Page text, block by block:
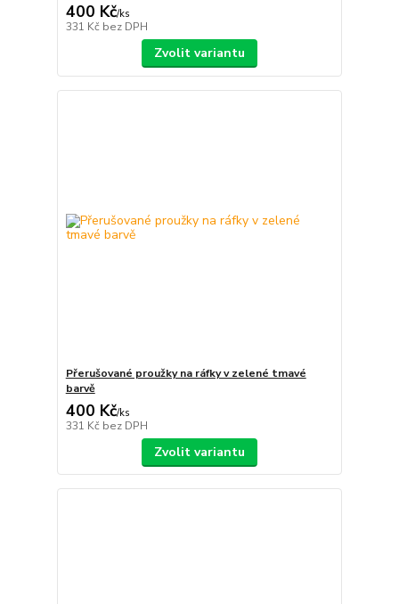
400 Kč/ks
331 Kč bez DPH
Zvolit variantu
Přerušované proužky na ráfky v zelené tmavé
barvě
400 Kč/ks
331 Kč bez DPH
Zvolit variantu